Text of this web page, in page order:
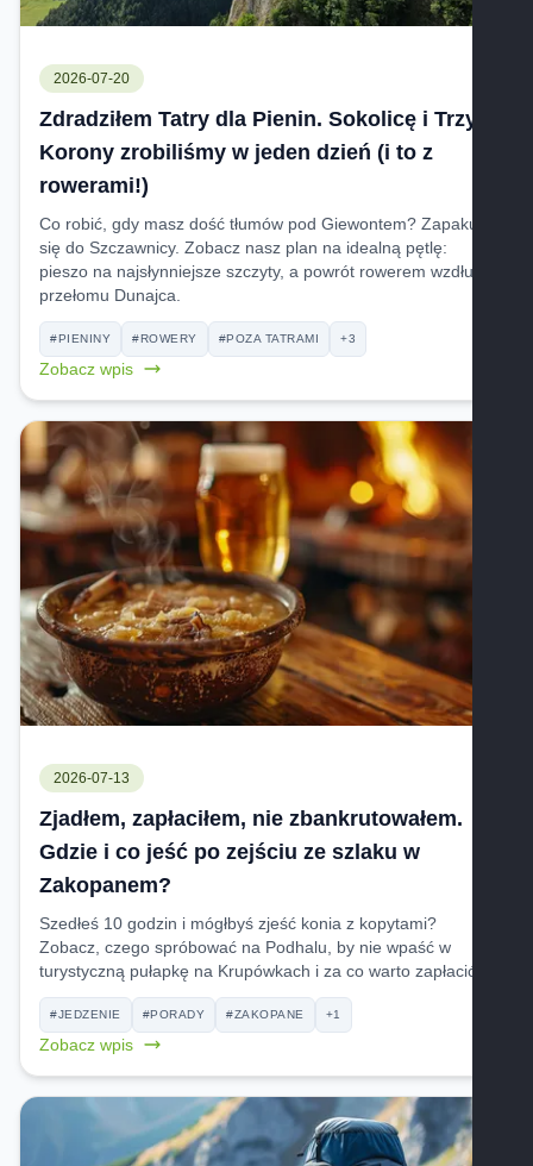
2026-07-20
Zdradziłem Tatry dla Pienin. Sokolicę i Trzy
Korony zrobiliśmy w jeden dzień (i to z
rowerami!)
Co robić, gdy masz dość tłumów pod Giewontem? Zapakuj
się do Szczawnicy. Zobacz nasz plan na idealną pętlę:
pieszo na najsłynniejsze szczyty, a powrót rowerem wzdłuż
przełomu Dunajca.
#PIENINY #ROWERY #POZA TATRAMI +3
Zobacz wpis
2026-07-13
Zjadłem, zapłaciłem, nie zbankrutowałem.
Gdzie i co jeść po zejściu ze szlaku w
Zakopanem?
Szedłeś 10 godzin i mógłbyś zjeść konia z kopytami?
Zobacz, czego spróbować na Podhalu, by nie wpaść w
turystyczną pułapkę na Krupówkach i za co warto zapłacić.
#JEDZENIE #PORADY #ZAKOPANE +1
Zobacz wpis